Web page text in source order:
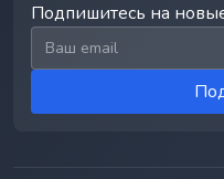
Подпишитесь на
Email для подписки